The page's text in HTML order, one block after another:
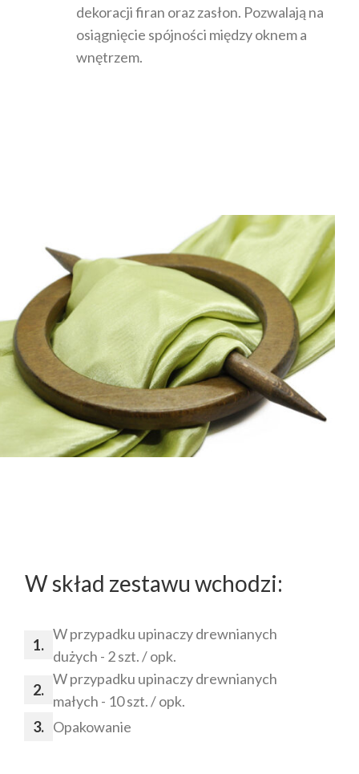
dekoracji firan oraz zasłon. Pozwalają na
osiągnięcie spójności między oknem a
wnętrzem.
W skład zestawu wchodzi:
W przypadku upinaczy drewnianych
dużych - 2 szt. / opk.
W przypadku upinaczy drewnianych
małych - 10 szt. / opk.
Opakowanie